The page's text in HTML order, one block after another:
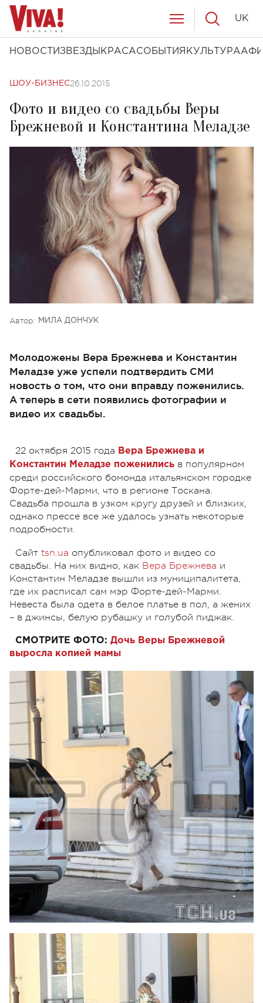
НОВОСТИ ЗВЕЗДЫ КРАСАСОБЫТИЯ КУЛЬТУРА
UK
ШОУ-БИЗНЕС26.10.2015
Фото и видео со свадьбы Веры
Брежневой и Константина Меладзе
Автор: МИЛА ДОНЧУК
Молодожены Вера Брежнева и Константин
Меладзе уже успели подтвердить СМИ
новость о том, что они вправду поженились.
А теперь в сети появились фотографии и
видео их свадьбы.
22 октября 2015 года Вера Брежнева и
Константин Меладзе поженились в популярном
среди российского бомонда итальянском городке
Форте-дей-Марми, что в регионе Тоскана.
Свадьба прошла в узком кругу друзей и близких,
однако прессе все же удалось узнать некоторые
подробности.
Сайт tsn.ua опубликовал фото и видео со
свадьбы. На них видно, как Вера Брежнева и
Константин Меладзе вышли из муниципалитета,
где их расписал сам мэр Форте-дей-Марми.
Невеста была одета в белое платье в пол, а жених
– в джинсы, белую рубашку и голубой пиджак.
СМОТРИТЕ ФОТО: Дочь Веры Брежневой
выросла копией мамы